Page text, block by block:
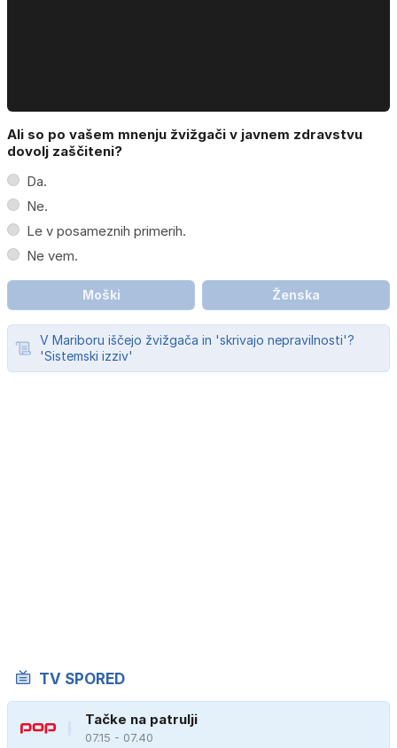
Ali so po vašem mnenju žvižgači v javnem zdravstvu
dovolj zaščiteni?
Da.
Ne.
Le v posameznih primerih.
Ne vem.
Moški Ženska
V Mariboru iščejo žvižgača in 'skrivajo nepravilnosti'?
'Sistemski izziv'
TV SPORED
Tačke na patrulji
07.15 - 07.40